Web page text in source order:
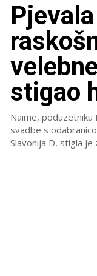
stigao
Naime, poduzetniku
svadbe s
Slavonija D, stigla je